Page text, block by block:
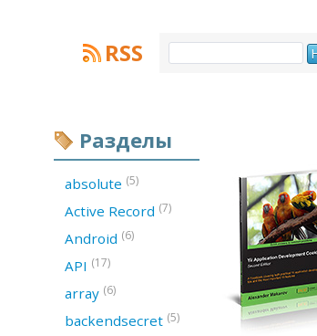
RSS
Разделы
absolute (5)
Active Record (7)
Android (6)
API (17)
array (6)
backendsecret (5)